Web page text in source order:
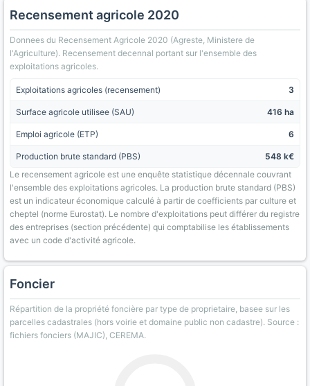
Recensement agricole 2020
Donnees du Recensement Agricole 2020 (Agreste, Ministere de
l'Agriculture). Recensement decennal portant sur l'ensemble des
exploitations agricoles.
Exploitations agricoles (recensement) 3
Surface agricole utilisee (SAU) 416 ha
Emploi agricole (ETP) 6
Production brute standard (PBS)
548 k€
Le recensement agricole est une enquête statistique décennale couvrant
l'ensemble des exploitations agricoles. La production brute standard (PBS)
est un indicateur économique calculé à partir de coefficients par culture et
cheptel (norme Eurostat). Le nombre d'exploitations peut différer du registre
des entreprises (section précédente) qui comptabilise les établissements
avec un code d'activité agricole.
Foncier
Répartition de la propriété foncière par type de proprietaire, basee sur les
parcelles cadastrales (hors voirie et domaine public non cadastre). Source :
fichiers fonciers (MAJIC), CEREMA.